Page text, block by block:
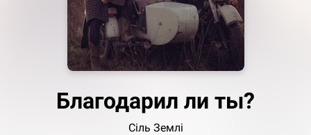
Благодарил ли ты?
Сіль Землі